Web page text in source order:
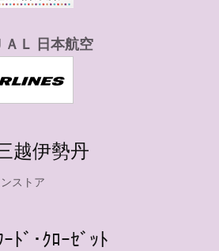
ＡＬ 日本航空
越伊勢丹
ﾄﾞ･ｸﾛｰｾﾞｯﾄ